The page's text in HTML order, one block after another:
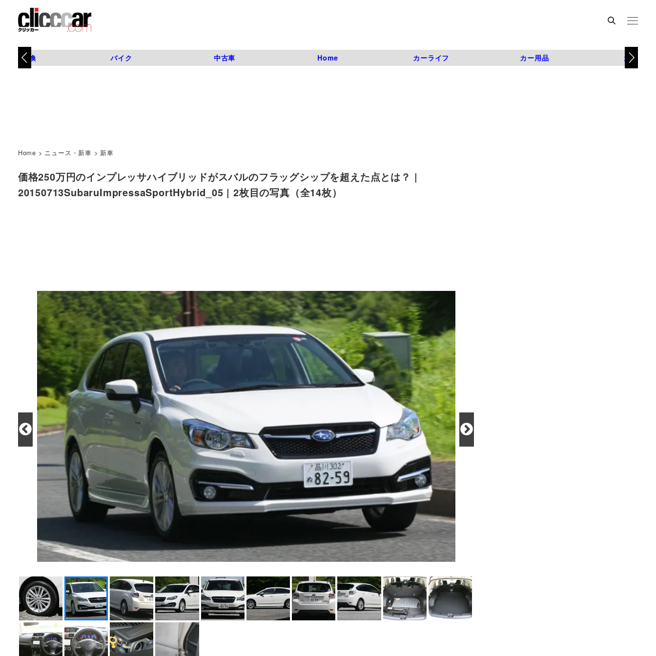
タイヤ交換 バイク 中古車 Home カーライフ カー用品 カスタム
Home > ニュース・新車 > 新車
価格250万円のインプレッサハイブリッドがスバルのフラッグシップを超えた点とは？ |
20150713SubaruImpressaSportHybrid_05 | 2枚目の写真（全14枚）